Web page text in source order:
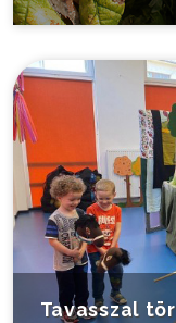
Tavasszal